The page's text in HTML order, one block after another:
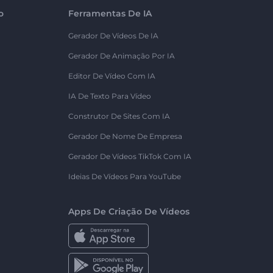
Ferramentas De IA
Gerador De Vídeos De IA
Gerador De Animação Por IA
Editor De Vídeo Com IA
IA De Texto Para Vídeo
Construtor De Sites Com IA
Gerador De Nome De Empresa
Gerador De Vídeos TikTok Com IA
Ideias De Vídeos Para YouTube
Apps De Criação De Vídeos